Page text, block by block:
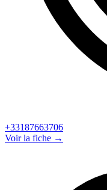
+33187663706
Voir la fiche →